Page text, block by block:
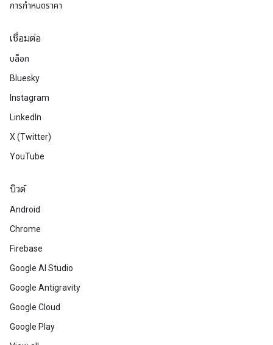
การกำหนดราคา
เชื่อมต่อ
บล็อก
Bluesky
Instagram
LinkedIn
X (Twitter)
YouTube
บิวด์
Android
Chrome
Firebase
Google AI Studio
Google Antigravity
Google Cloud
Google Play